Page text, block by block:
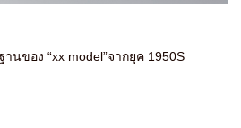
นของ “xx model”จากยุค 1950S